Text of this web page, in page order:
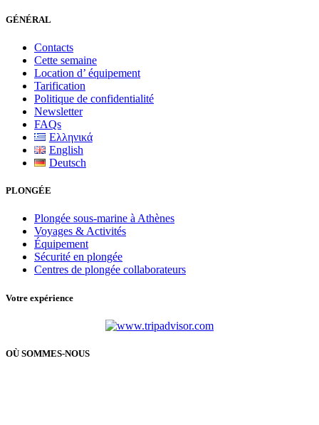
GÉNÉRAL
Contacts
Cette semaine
Location d’ équipement
Tarification
Politique de confidentialité
Newsletter
FAQs
Ελληνικά
English
Deutsch
PLONGÉE
Plongée sous-marine à Athènes
Voyages & Activités
Équipement
Sécurité en plongée
Centres de plongée collaborateurs
Votre expérience
OÙ SOMMES-NOUS